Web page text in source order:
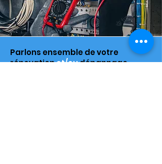
Parlons ensemble de votre
rénovationet/oudépannage